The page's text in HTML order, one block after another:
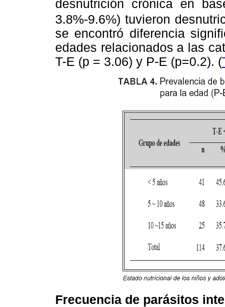
desnutrición crónica en
3.8%-9.6%) tuvieron
se encontró diferencia
edades relacionados a las
T-E (p = 3.06) y P-E (p=0.2). (
Frecuencia de parásitos